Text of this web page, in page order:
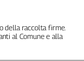
della raccolta firme.
al Comune e alla